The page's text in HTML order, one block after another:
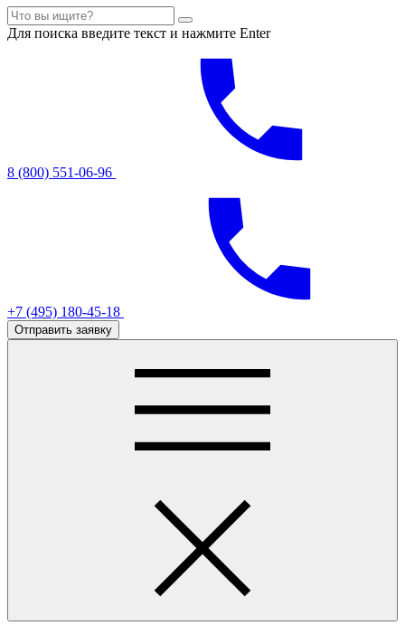
Для поиска введите текст и нажмите Enter
8 (800) 551-06-96
+7 (495) 180-45-18
Отправить заявку